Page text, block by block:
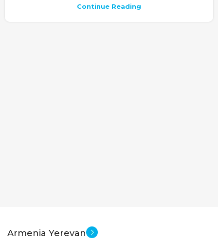
Continue Reading
Armenia Yerevan